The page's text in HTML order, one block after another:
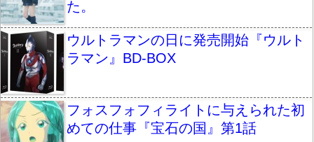
た。
ウルトラマンの日に発売開始『ウルト
ラマン』BD-BOX
フォスフォフィライトに与えられた初
めての仕事『宝石の国』第1話